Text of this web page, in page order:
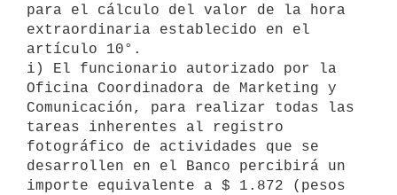
para el cálculo del valor de la hora
extraordinaria establecido en el
artículo 10°.
i) El funcionario autorizado por la
Oficina Coordinadora de Marketing y
Comunicación, para realizar todas las
tareas inherentes al registro
fotográfico de actividades que se
desarrollen en el Banco percibirá un
importe equivalente a $ 1.872 (pesos